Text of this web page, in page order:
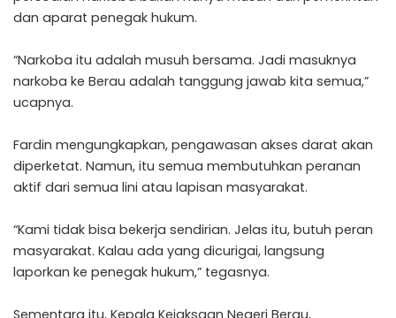
dan aparat penegak hukum.
“Narkoba itu adalah musuh bersama. Jadi masuknya
narkoba ke Berau adalah tanggung jawab kita semua,”
ucapnya.
Fardin mengungkapkan, pengawasan akses darat akan
diperketat. Namun, itu semua membutuhkan peranan
aktif dari semua lini atau lapisan masyarakat.
“Kami tidak bisa bekerja sendirian. Jelas itu, butuh peran
masyarakat. Kalau ada yang dicurigai, langsung
laporkan ke penegak hukum,” tegasnya.